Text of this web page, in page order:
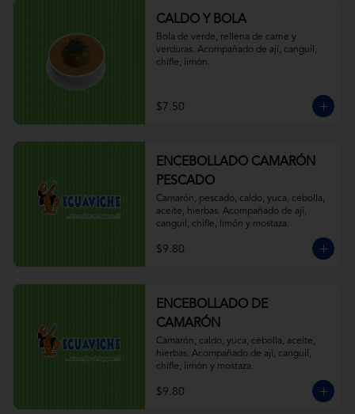
CALDO Y BOLA
Bola de verde, rellena de carne y
verduras. Acompañado de ají, canguil,
chifle, limón.
$7.50
ENCEBOLLADO CAMARÓN
PESCADO
Camarón, pescado, caldo, yuca, cebolla,
aceite, hierbas. Acompañado de ají,
canguil, chifle, limón y mostaza.
$9.80
ENCEBOLLADO DE
CAMARÓN
Camarón, caldo, yuca, cebolla, aceite,
hierbas. Acompañado de ají, canguil,
chifle, limón y mostaza.
$9.80